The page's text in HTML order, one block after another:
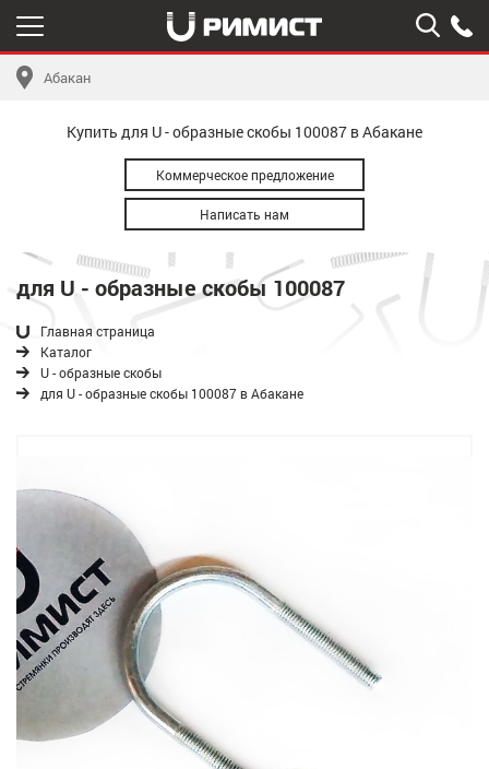
Абакан
Купить для U - образные скобы 100087 в Абакане
Коммерческое предложение
Написать нам
для U - образные скобы 100087
Главная страница
Каталог
U - образные скобы
для U - образные скобы 100087 в Абакане